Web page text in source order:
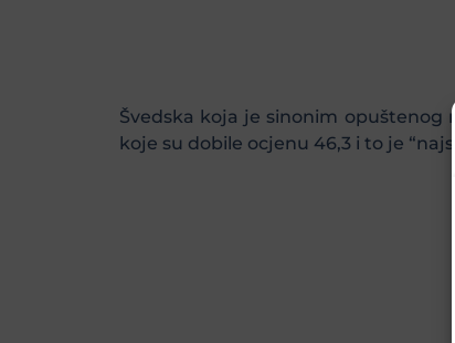
Švedska koja je sinonim
koje su dobile ocjenu 46,3 i to je